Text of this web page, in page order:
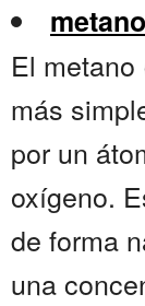
El
más
por un
oxígeno.
de forma
una